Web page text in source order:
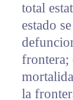
total
estado
frontera;
la